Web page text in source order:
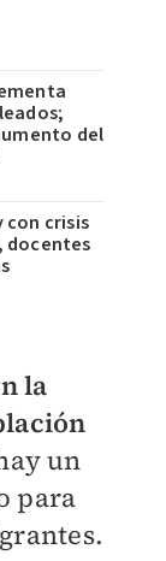
del
con crisis
docentes
la
un
para